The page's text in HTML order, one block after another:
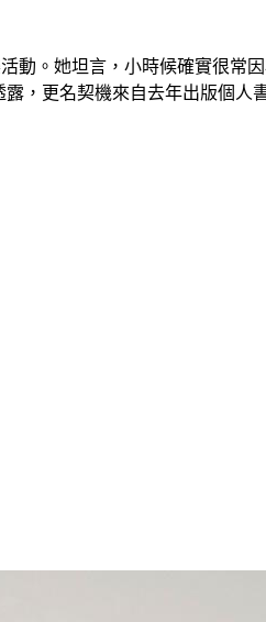
動。她坦言，小時候確實很常
，更名契機來自去年出版個人